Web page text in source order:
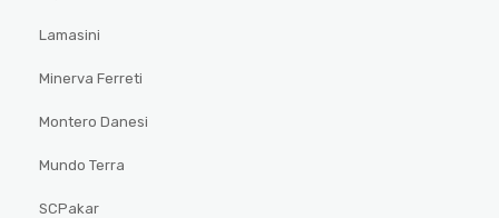
Lamasini
Minerva Ferreti
Montero Danesi
Mundo Terra
SCPakar